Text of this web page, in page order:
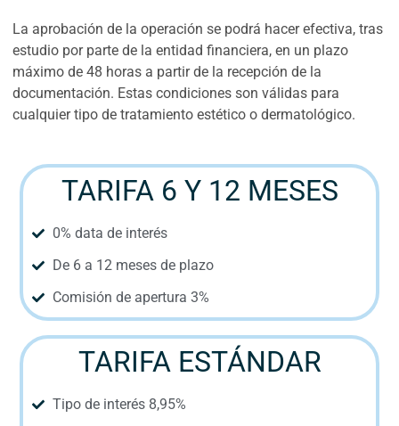
La aprobación de la operación se podrá hacer efectiva, tras
estudio por parte de la entidad financiera, en un plazo
máximo de 48 horas a partir de la recepción de la
documentación. Estas condiciones son válidas para
cualquier tipo de tratamiento estético o dermatológico.
TARIFA 6 Y 12 MESES
0% data de interés
De 6 a 12 meses de plazo
Comisión de apertura 3%
TARIFA ESTÁNDAR
Tipo de interés 8,95%